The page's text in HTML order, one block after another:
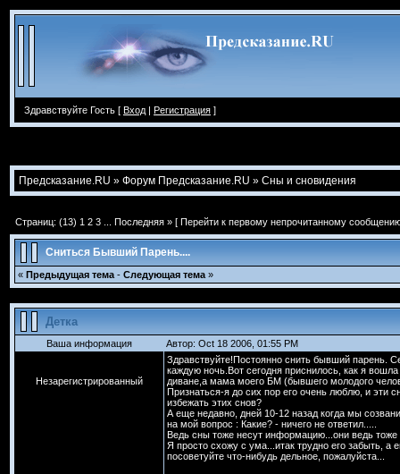
Здравствуйте Гость [ Вход | Регистрация ]
Предсказание.RU » Форум Предсказание.RU » Сны и сновидения
Страниц: (13) 1 2 3 Последняя » [ Перейти к первому непрочитанному
Сниться Бывший Парень....
« Предыдущая тема - Следующая тема »
Детка
Ваша информация Автор: Oct 18 2006, 01:55 PM
Незарегистрированный
Здравствуйте!Постоянно снить бывший парень.
каждую ночь.Вот сегодня приснилось, как я
диване,а мама моего БМ (бывшего молодого
Признаться-я до сих пор его очень люблю, и эти
избежать этих снов?
А еще недавно, дней 10-12 назад когда мы
на мой вопрос : Какие? - ничего не ответил.....
Ведь сны тоже несут информацию...они ведь тоже
Я просто схожу с ума...итак трудно его забыть, а
посоветуйте что-нибудь дельное, пожалуйста...